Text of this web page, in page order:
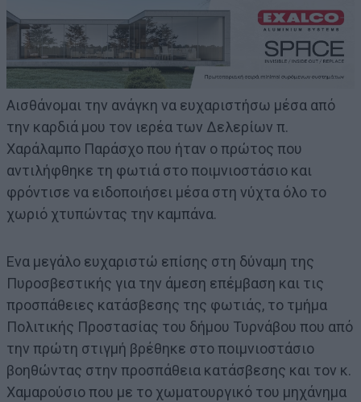
Αισθάνομαι την ανάγκη να ευχαριστήσω μέσα από
την καρδιά μου τον ιερέα των Δελερίων π.
Χαράλαμπο Παράσχο που ήταν ο πρώτος που
αντιλήφθηκε τη φωτιά στο ποιμνιοστάσιο και
φρόντισε να ειδοποιήσει μέσα στη νύχτα όλο το
χωριό χτυπώντας την καμπάνα.
Ενα μεγάλο ευχαριστώ επίσης στη δύναμη της
Πυροσβεστικής για την άμεση επέμβαση και τις
προσπάθειες κατάσβεσης της φωτιάς, το τμήμα
Πολιτικής Προστασίας του δήμου Τυρνάβου που από
την πρώτη στιγμή βρέθηκε στο ποιμνιοστάσιο
βοηθώντας στην προσπάθεια κατάσβεσης και τον κ.
Χαμαρούσιο που με το χωματουργικό του μηχάνημα